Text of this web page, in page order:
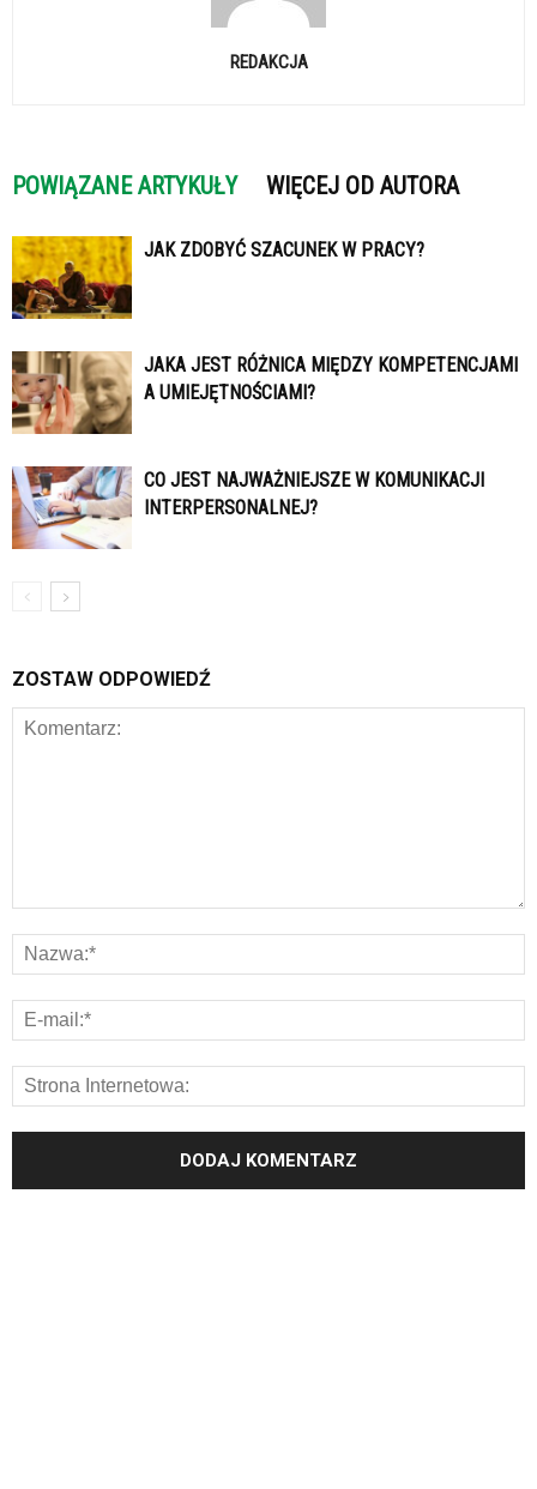
REDAKCJA
POWIĄZANE ARTYKUŁY WIĘCEJ OD AUTORA
JAK ZDOBYĆ SZACUNEK W PRACY?
JAKA JEST RÓŻNICA MIĘDZY KOMPETENCJAMI
A UMIEJĘTNOŚCIAMI?
CO JEST NAJWAŻNIEJSZE W KOMUNIKACJI
INTERPERSONALNEJ?
ZOSTAW ODPOWIEDŹ